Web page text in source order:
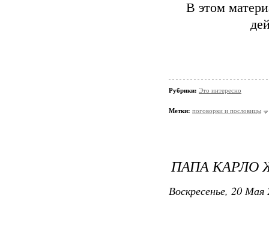
В этом
Рубрики: Это интересно
Метки: поговорки и пословицы
ПАПА КАРЛО
Воскресенье, 20